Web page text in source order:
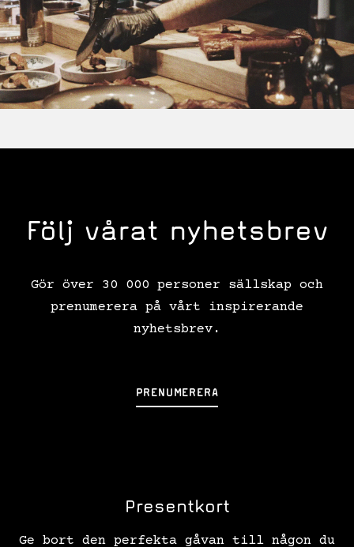
Följ vårat nyhetsbrev
Gör över 30 000 personer sällskap och
prenumerera på vårt inspirerande
nyhetsbrev.
PRENUMERERA
Presentkort
Ge bort den perfekta gåvan till någon du